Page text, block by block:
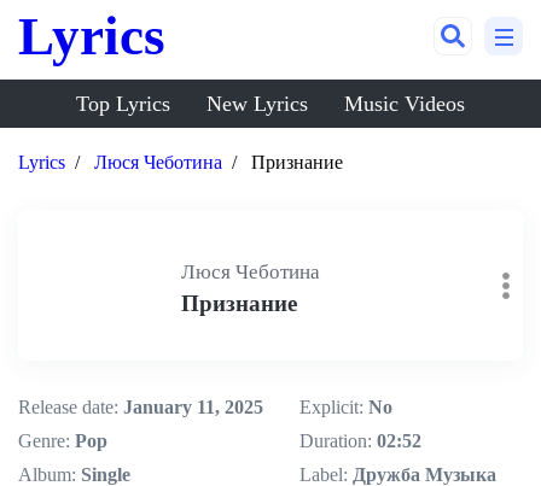
Lyrics
Top Lyrics New Lyrics Music Videos
Lyrics Люся Чеботина Признание
Люся Чеботина
Признание
Release date: January 11, 2025
Genre: Pop
Album: Single
Explicit: No
Duration: 02:52
Label: Дружба Музыка